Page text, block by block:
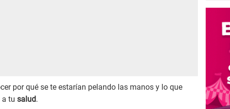
por qué se te estarían pelando las manos y lo que
a tu salud.